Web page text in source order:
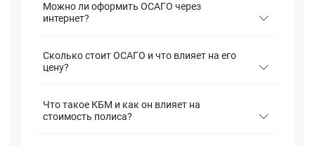
Можно ли оформить ОСАГО через
интернет?
Сколько стоит ОСАГО и что влияет на его
цену?
Что такое КБМ и как он влияет на
стоимость полиса?